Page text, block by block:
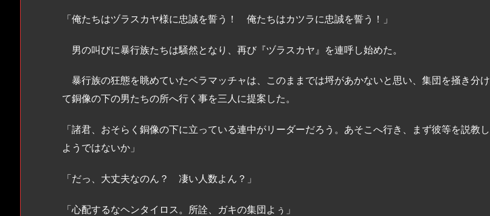
「俺たちはヅラスカヤ様に忠誠を誓う！ 俺たちはカツラに忠誠を誓う！」
男の叫びに暴行族たちは騒然となり、再び『ヅラスカヤ』を連呼し始めた。
暴行族の狂態を眺めていたベラマッチャは、このままでは埒があかないと思い、集団を掻き分け
て銅像の下の男たちの所へ行く事を三人に提案した。
「諸君、おそらく銅像の下に立っている連中がリーダーだろう。あそこへ行き、まず彼等を説教し
ようではないか」
「だっ、大丈夫なのん？ 凄い人数よん？」
「心配するなヘンタイロス。所詮、ガキの集団よぅ」